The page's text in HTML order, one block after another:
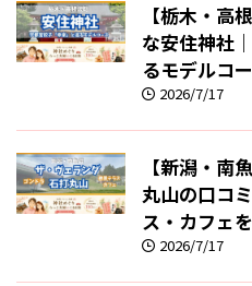
【栃木・高
な安住神社
るモデルコ
2026/7/17
【新潟・南
丸山の口コ
ス・カフェ
2026/7/17